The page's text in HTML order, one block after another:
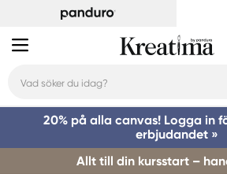
20% på alla canvas! Logga in
erbjudandet »
Allt till din kursstart –